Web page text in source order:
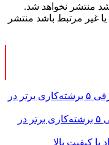
منتشر نخواهد شد.
غیر مرتبط باشد منتشر
قهوه باکیفیت از کجا بخریم؟ معرفی ۵ برشته‌کاری برتر در